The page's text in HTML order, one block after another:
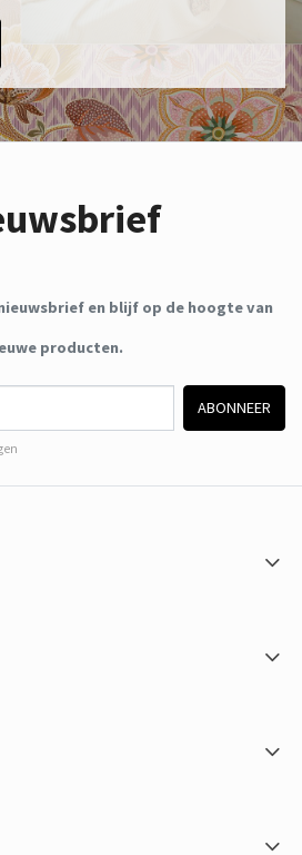
en blijf op de hoogte van
producten.
ABONNEER